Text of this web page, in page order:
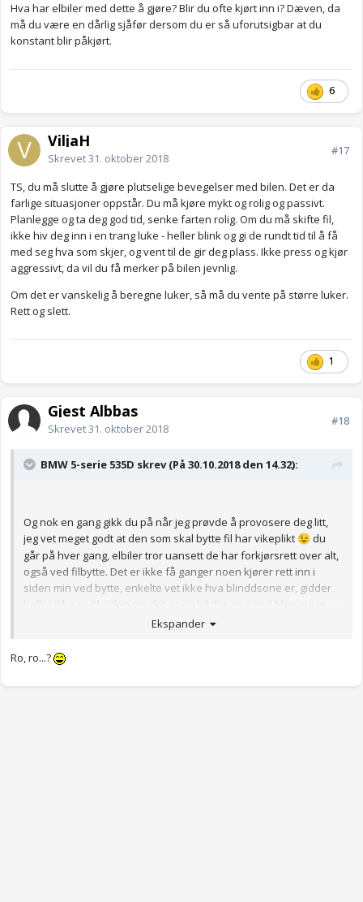
Hva har elbiler med dette å gjøre? Blir du ofte kjørt inn i? Dæven, da
må du være en dårlig sjåfør dersom du er så uforutsigbar at du
konstant blir påkjørt.
6
ViljaH
Skrevet31. oktober 2018
#17
TS, du må slutte å gjøre plutselige bevegelser med bilen. Det er da
farlige situasjoner oppstår. Du må kjøre mykt og rolig og passivt.
Planlegge og ta deg god tid, senke farten rolig. Om du må skifte fil,
ikke hiv deg inn i en trang luke - heller blink og gi de rundt tid til å få
med seg hva som skjer, og vent til de gir deg plass. Ikke press og kjør
aggressivt, da vil du få merker på bilen jevnlig.
Om det er vanskelig å beregne luker, så må du vente på større luker.
Rett og slett.
1
Gjest Albbas
Skrevet31. oktober 2018
#18
BMW 5-serie 535D skrev (På 30.10.2018 den 14.32):
Og nok en gang gikk du på når jeg prøvde å provosere deg litt,
jeg vet meget godt at den som skal bytte fil har vikeplikt 😉 du
går på hver gang, elbiler tror uansett de har forkjørsrett over alt,
også ved filbytte. Det er ikke få ganger noen kjører rett inn i
siden min ved bytte, enkelte vet ikke hva blinddsone er, gidder
heller ikke se til siden om det er en bil der en gang! Men jeg er
som BMW eiere kjennerelt, jeg slipper ikke inn om noen vil bytte,
fremfor😎
Ekspander
Ro, ro...?